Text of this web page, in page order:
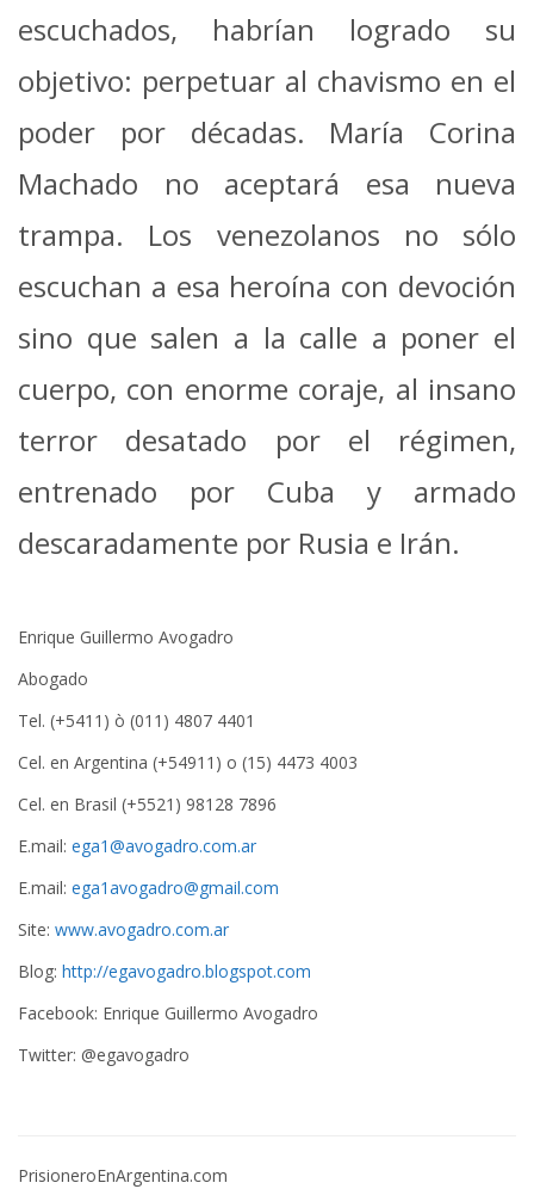
escuchados, habrían logrado su
objetivo: perpetuar al chavismo en el
poder por décadas. María Corina
Machado no aceptará esa nueva
trampa. Los venezolanos no sólo
escuchan a esa heroína con devoción
sino que salen a la calle a poner el
cuerpo, con enorme coraje, al insano
terror desatado por el régimen,
entrenado por Cuba y armado
descaradamente por Rusia e Irán.
Enrique Guillermo Avogadro
Abogado
Tel. (+5411) ò (011) 4807 4401
Cel. en Argentina (+54911) o (15) 4473 4003
Cel. en Brasil (+5521) 98128 7896
E.mail: ega1@avogadro.com.ar
E.mail: ega1avogadro@gmail.com
Site: www.avogadro.com.ar
Blog: http://egavogadro.blogspot.com
Facebook: Enrique Guillermo Avogadro
Twitter: @egavogadro
PrisioneroEnArgentina.com